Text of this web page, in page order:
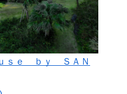
ｓｅ ｂｙ ＳＡＮ